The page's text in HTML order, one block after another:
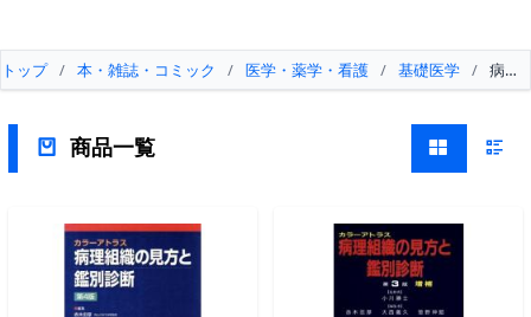
トップ / 本・雑誌・コミック / 医学・薬学・看護 / 基礎医学 / 病原
商品一覧